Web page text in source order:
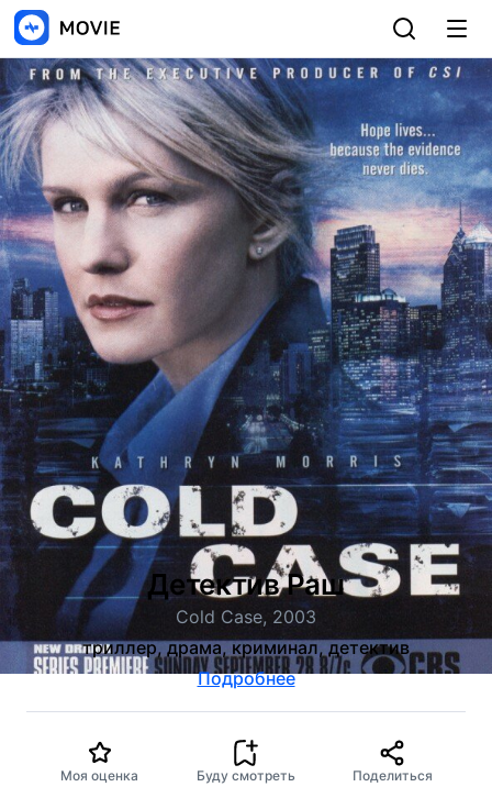
Детектив Раш
Cold Case, 2003
триллер, драма, криминал, детектив
Подробнее
Моя оценка Буду смотреть Поделиться